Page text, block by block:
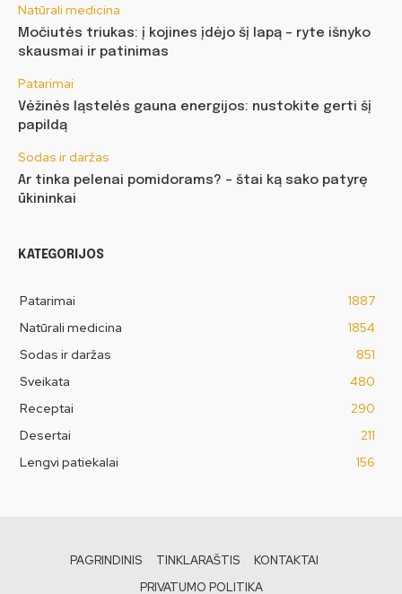
Natūrali medicina
Močiutės triukas: į kojines įdėjo šį lapą – ryte išnyko
skausmai ir patinimas
Patarimai
Vėžinės ląstelės gauna energijos: nustokite gerti šį
papildą
Sodas ir daržas
Ar tinka pelenai pomidorams? – štai ką sako patyrę
ūkininkai
KATEGORIJOS
Patarimai
1887
Natūrali medicina
1854
Sodas ir daržas
851
Sveikata
480
Receptai
290
Desertai
211
Lengvi patiekalai
156
PAGRINDINIS TINKLARAŠTIS
KONTAKTAI
PRIVATUMO POLITIKA